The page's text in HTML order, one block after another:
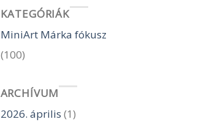
KATEGÓRIÁK
MiniArt Márka fókusz
(100)
ARCHÍVUM
2026. április (1)